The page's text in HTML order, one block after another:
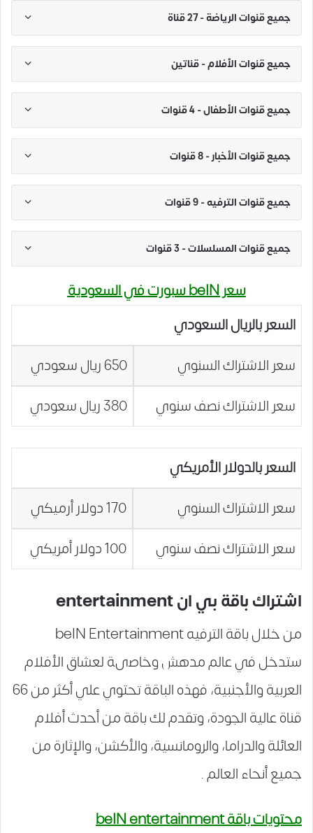
جميع قنوات الرياضة - 27 قناة
جميع قنوات الأفلام - قناتين
جميع قنوات الأطفال - 4 قنوات
جميع قنوات الأخبار - 8 قنوات
جميع قنوات الترفيه - 9 قنوات
جميع قنوات المسلسلات - 3 قنوات
سعر beIN سبورت في السعودية
السعر بالريال السعودي
سعر الاشتراك السنوي
650 ريال سعودي
سعر الاشتراك نصف سنوي
380 ريال سعودي
السعر بالدولار الأمريكي
سعر الاشتراك السنوي
170 دولار أرميكي
سعر الاشتراك نصف سنوي
100 دولار أمريكي
اشتراك باقة بي ان entertainment
من خلال باقة الترفيه beIN Entertainment
ستدخل في عالم مدهش وخاصىة لعشاق الأفلام
العربية والأجنبية، فهذه الباقة تحتوي علي أكثر من 66
قناة عالية الجودة، وتقدم لك باقة من أحدث أفلام
العائلة والدراما، والرومانسية، والأكشن، والإثارة من
جميع أنحاء العالم .
محتويات باقة beIN entertainment